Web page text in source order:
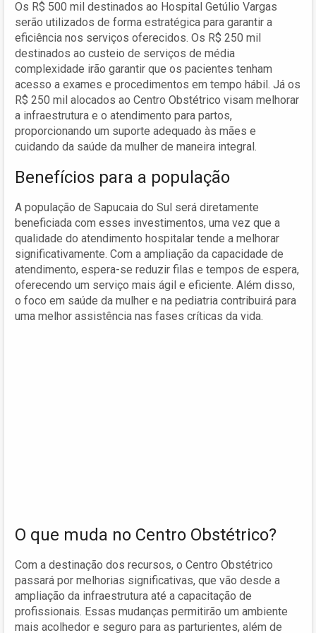
Os R$ 500 mil destinados ao Hospital Getúlio Vargas
serão utilizados de forma estratégica para garantir a
eficiência nos serviços oferecidos. Os R$ 250 mil
destinados ao custeio de serviços de média
complexidade irão garantir que os pacientes tenham
acesso a exames e procedimentos em tempo hábil. Já os
R$ 250 mil alocados ao Centro Obstétrico visam melhorar
a infraestrutura e o atendimento para partos,
proporcionando um suporte adequado às mães e
cuidando da saúde da mulher de maneira integral.
Benefícios para a população
A população de Sapucaia do Sul será diretamente
beneficiada com esses investimentos, uma vez que a
qualidade do atendimento hospitalar tende a melhorar
significativamente. Com a ampliação da capacidade de
atendimento, espera-se reduzir filas e tempos de espera,
oferecendo um serviço mais ágil e eficiente. Além disso,
o foco em saúde da mulher e na pediatria contribuirá para
uma melhor assistência nas fases críticas da vida.
O que muda no Centro Obstétrico?
Com a destinação dos recursos, o Centro Obstétrico
passará por melhorias significativas, que vão desde a
ampliação da infraestrutura até a capacitação de
profissionais. Essas mudanças permitirão um ambiente
mais acolhedor e seguro para as parturientes, além de